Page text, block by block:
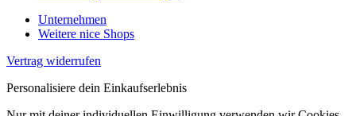
Unternehmen
Weitere nice Shops
Vertrag widerrufen
Personalisiere dein Einkaufserlebnis